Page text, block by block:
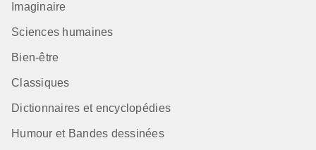
Imaginaire
Sciences humaines
Bien-être
Classiques
Dictionnaires et encyclopédies
Humour et Bandes dessinées